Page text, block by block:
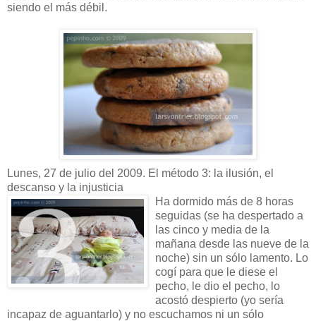
siendo el más débil.
Lunes, 27 de julio del 2009. El método 3: la ilusión, el
descanso y la injusticia
Ha dormido más de 8 horas
seguidas (se ha despertado a
las cinco y media de la
mañana desde las nueve de la
noche) sin un sólo lamento. Lo
cogí para que le diese el
pecho, le dio el pecho, lo
acostó despierto (yo sería
incapaz de aguantarlo) y no escuchamos ni un sólo